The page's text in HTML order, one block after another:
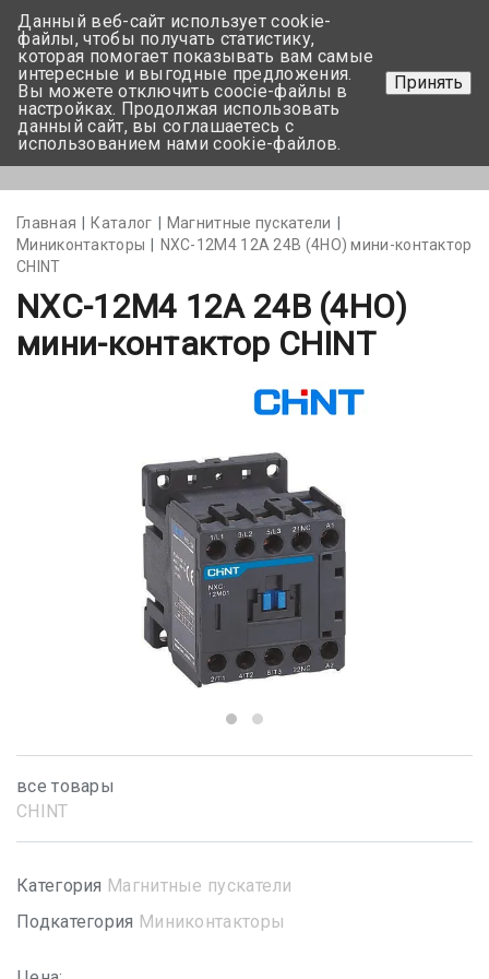
+375 17-350-99-56
+375 44-752-82-08
Задать вопрос
Главная Каталог
Магнитные пускатели
Миниконтакторы
NXC-12M4 12A 24В (4НО) мини-контактор
CHINT
NXC-12M4 12A 24В (4НО)
мини-контактор CHINT
все товары
CHINT
Категория Магнитные пускатели
Подкатегория Миниконтакторы
Данный веб-сайт использует cookie-
файлы, чтобы получать статистику,
которая помогает показывать вам самые
интересные и выгодные предложения.
Вы можете отключить coocie-файлы в
настройках. Продолжая использовать
данный сайт, вы соглашаетесь с
использованием нами cookie-файлов.
Принять